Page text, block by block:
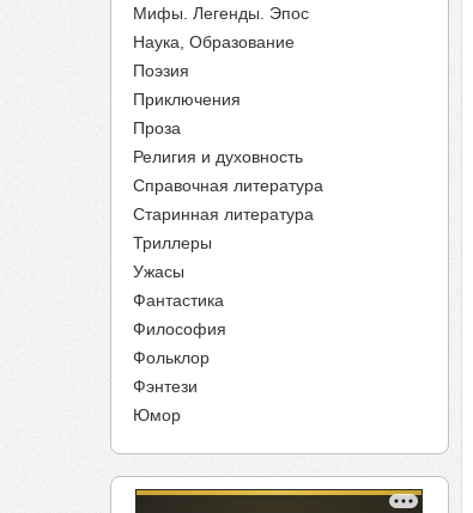
Мифы. Легенды. Эпос
Наука, Образование
Поэзия
Приключения
Проза
Религия и духовность
Справочная литература
Старинная литература
Триллеры
Ужасы
Фантастика
Философия
Фольклор
Фэнтези
Юмор